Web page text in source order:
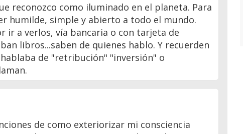
reconozco como iluminado en el planeta. Para
humilde, simple y abierto a todo el mundo.
ir a verlos, vía bancaria o con tarjeta de
libros...saben de quienes hablo. Y recuerden
de "retribución" "inversión" o
de como exteriorizar mi consciencia